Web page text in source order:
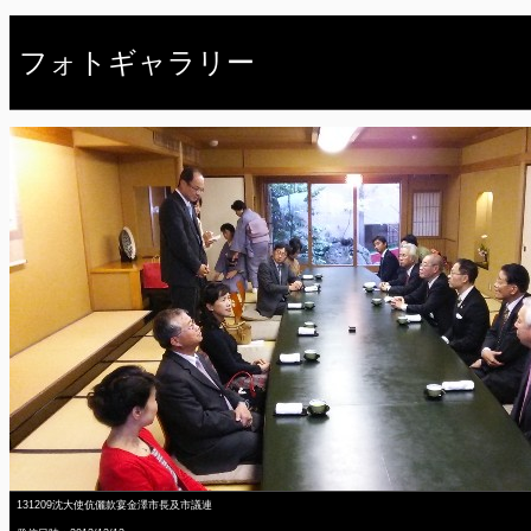
フォトギャラリー
131209沈大使伉儷款宴金澤市長及市議連